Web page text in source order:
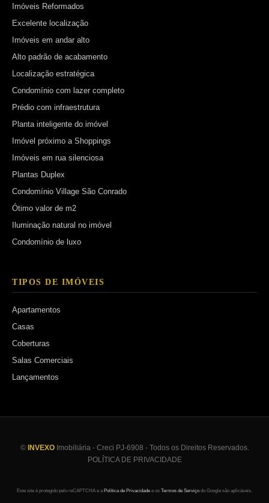
Imóveis Reformados
Excelente localização
Imóveis em andar alto
Alto padrão de acabamento
Localização estratégica
Condomínio com lazer completo
Prédio com infraestrutura
Planta inteligente do imóvel
Imóvel próximo a Shoppings
Imóveis em rua silenciosa
Plantas Duplex
Condomínio Village São Conrado
Ótimo valor de m2
Iluminação natural no imóvel
Condomínio de luxo
TIPOS DE IMÓVEIS
Apartamentos
Casas
Coberturas
Salas Comerciais
Lançamentos
© INVEXOImobiliária - Creci PJ-6908 - Todos os Direitos Reservados.
POLÍTICA DE PRIVACIDADE
Este site é protegido pelo reCAPTCHA e a Política de Privacidade e os Termos de Serviço do Google são aplicáveis.